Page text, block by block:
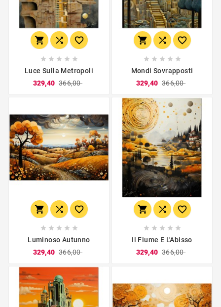
  
    
Luce Sulla Metropoli
329,40 366,00
  
    
Mondi Sovrapposti
329,40 366,00
  
    
Luminoso Autunno
329,40 366,00
  
    
Il Fiume E L'Abisso
329,40 366,00